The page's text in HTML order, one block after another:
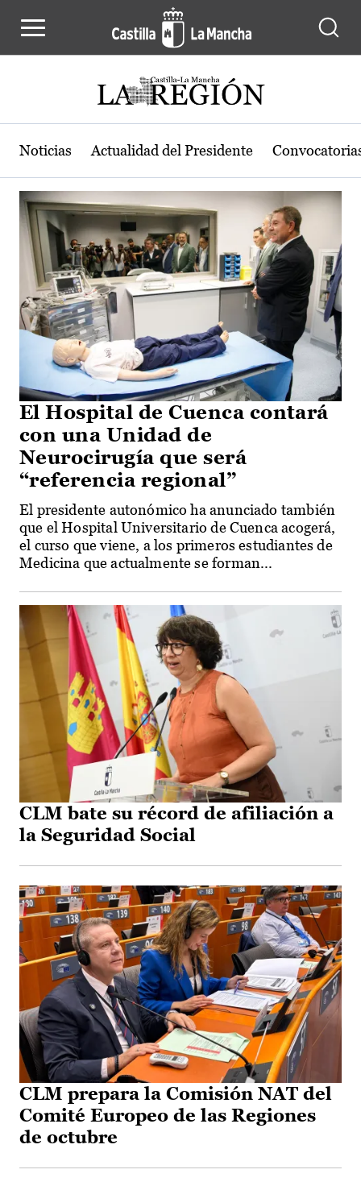
Actualidad de la región de Castilla-
Noticias Actualidad del Presidente
El Hospital de Cuenca contará
con una Unidad de
Neurocirugía que será
“referencia regional”
El presidente autonómico ha anunciado también
que el Hospital Universitario de Cuenca acogerá,
el curso que viene, a los primeros estudiantes de
Medicina que actualmente se forman...
CLM bate su récord de afiliación a
la Seguridad Social
CLM prepara la Comisión NAT del
Comité Europeo de las Regiones
de octubre